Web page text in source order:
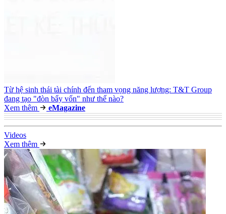
Từ hệ sinh thái tài chính đến tham vọng năng lượng: T&T Group
đang tạo "đòn bẩy vốn" như thế nào?
Xem thêm
eMagazine
Videos
Xem thêm